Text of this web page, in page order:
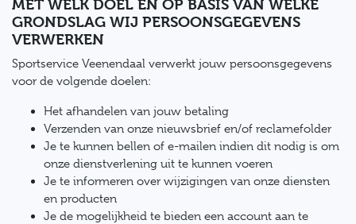
MET WELK DOEL EN OP BASIS VAN WELKE
GRONDSLAG WIJ PERSOONSGEGEVENS
VERWERKEN
Sportservice Veenendaal verwerkt jouw persoonsgegevens
voor de volgende doelen:
Het afhandelen van jouw betaling
Verzenden van onze nieuwsbrief en/of reclamefolder
Je te kunnen bellen of e-mailen indien dit nodig is om
onze dienstverlening uit te kunnen voeren
Je te informeren over wijzigingen van onze diensten
en producten
Je de mogelijkheid te bieden een account aan te